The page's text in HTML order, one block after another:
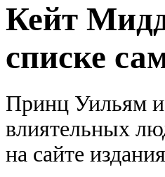
Кейт
списке
Принц Уильям и
влиятельных
на сайте